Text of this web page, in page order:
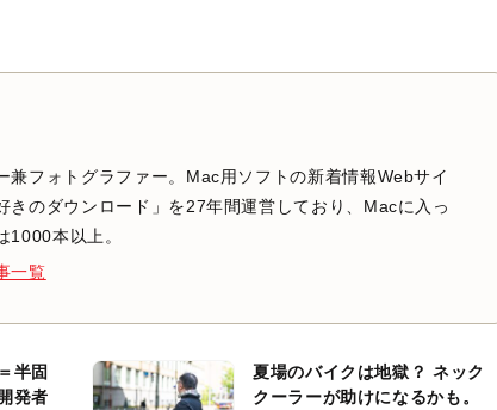
兼フォトグラファー。Mac用ソフトの新着情報Webサイ
きのダウンロード」を27年間運営しており、Macに入っ
1000本以上。
一覧
半固
発者
夏場のバイクは地獄？ ネック
クーラーが助けになるかも。